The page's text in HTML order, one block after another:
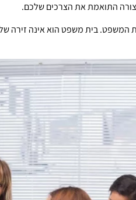
התואמת את הצרכים שלכם.
המשפט. בית משפט הוא אינה זירה